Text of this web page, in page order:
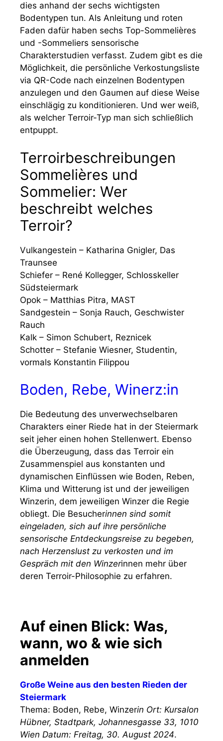
dies anhand der sechs wichtigsten
Bodentypen tun. Als Anleitung und roten
Faden dafür haben sechs Top-Sommelières
und -Sommeliers sensorische
Charakterstudien verfasst. Zudem gibt es die
Möglichkeit, die persönliche Verkostungsliste
via QR-Code nach einzelnen Bodentypen
anzulegen und den Gaumen auf diese Weise
einschlägig zu konditionieren. Und wer weiß,
als welcher Terroir-Typ man sich schließlich
entpuppt.
Terroirbeschreibungen
Sommelières und
Sommelier: Wer
beschreibt welches
Terroir?
Vulkangestein – Katharina Gnigler, Das
Traunsee
Schiefer – René Kollegger, Schlosskeller
Südsteiermark
Opok – Matthias Pitra, MAST
Sandgestein – Sonja Rauch, Geschwister
Rauch
Kalk – Simon Schubert, Reznicek
Schotter – Stefanie Wiesner, Studentin,
vormals Konstantin Filippou
Boden, Rebe, Winerz:in
Die Bedeutung des unverwechselbaren
Charakters einer Riede hat in der Steiermark
seit jeher einen hohen Stellenwert. Ebenso
die Überzeugung, dass das Terroir ein
Zusammenspiel aus konstanten und
dynamischen Einflüssen wie Boden, Reben,
Klima und Witterung ist und der jeweiligen
Winzerin, dem jeweiligen Winzer die Regie
obliegt. Die Besucherinnen sind somit
eingeladen, sich auf ihre persönliche
sensorische Entdeckungsreise zu begeben,
nach Herzenslust zu verkosten und im
Gespräch mit den Winzerinnen mehr über
deren Terroir-Philosophie zu erfahren.
Auf einen Blick: Was,
wann, wo & wie sich
anmelden
Große Weine aus den besten Rieden der
Steiermark
Thema: Boden, Rebe, Winzerin Ort: Kursalon
Hübner, Stadtpark, Johannesgasse 33, 1010
Wien Datum: Freitag, 30. August 2024.